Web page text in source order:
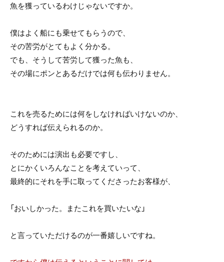
魚を獲っているわけじゃないですか。
僕はよく船にも乗せてもらうので、
その苦労がとてもよく分かる。
でも、そうして苦労して獲った魚も、
その場にポンとあるだけでは何も伝わりません。
これを売るためには何をしなければいけないのか、
どうすれば伝えられるのか。
そのためには演出も必要ですし、
とにかくいろんなことを考えていって、
最終的にそれを手に取ってくださったお客様が、
「おいしかった。またこれを買いたいな」
と言っていただけるのが一番嬉しいですね。